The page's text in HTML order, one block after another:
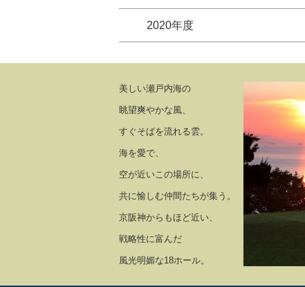
2020年度
美しい瀬戸内海の
眺望爽やかな風、
すぐそばを流れる雲。
海を愛で、
空が近いこの場所に、
共に愉しむ仲間たちが集う。
京阪神からもほど近い、
戦略性に富んだ
風光明媚な18ホール。